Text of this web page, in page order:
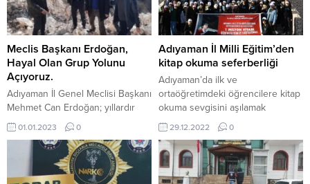
Salkımbağı Köyü yakınlarında
Ozan E. (30) yönetimindeki 02 AT
216 plakalı otomobil, sürücünün
direksiyon hakimiyetini
kaybetmesi sonucu şarampole
devrildi. Kazada sürücü ile
birlikte...
Kahta İdman Yurdu 4-2 lik skor ile
galip gelerek ilk maçında 3 puan
alarak lige galibiyetle başladı.
Adıyaman U14...
Meclis Başkanı Erdoğan,
Hayal Olan Grup Yolunu
Açıyoruz.
Adıyaman İl Genel Meclisi Başkanı
Mehmet Can Erdoğan; yıllardır
açılması zor olan grup yolu
çalışmalarını yerinde inceledi.
Kahta ilçesine bağlı birçok yerin
ulaşım güzergahı olan grup
yolunun açılması için yapılan
01.01.2023 0
Adıyaman İl Milli Eğitim’den
kitap okuma seferberliği
Adıyaman’da ilk ve
ortaöğretimdeki öğrencilere kitap
okuma sevgisini aşılamak
amacıyla Valiliğimiz İl Milli Eğitim
Müdürlüğü bünyesinde hayata
geçirilen ‘Adıyaman Okuyor’
projesi kapsamında il genelinde
yürütülen ‘Kütüphanesiz Okul
29.12.2022 0